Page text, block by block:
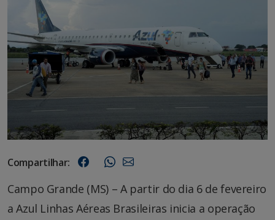
Compartilhar:
Campo Grande (MS) – A partir do dia 6 de fevereiro
a Azul Linhas Aéreas Brasileiras inicia a operação